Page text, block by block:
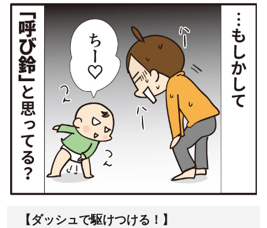
【ダッシュで駆けつける！】